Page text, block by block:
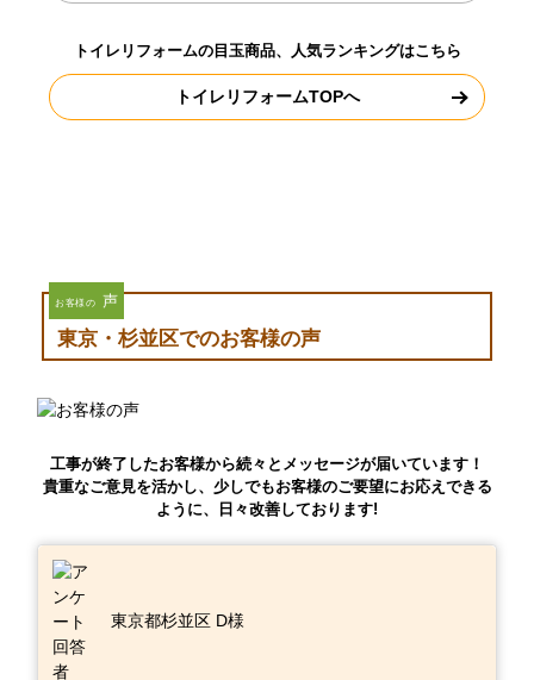
トイレリフォームの目玉商品、人気ランキングはこちら
トイレリフォームTOPへ
お客様の 声
東京・杉並区でのお客様の声
工事が終了したお客様から続々とメッセージが届いています！
貴重なご意見を活かし、少しでもお客様のご要望にお応えできる
ように、日々改善しております!
東京都杉並区 D様